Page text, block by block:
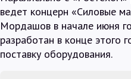
ведет концерн «Силовые
Мордашов в начале июня
разработан в конце этого
поставку оборудования.